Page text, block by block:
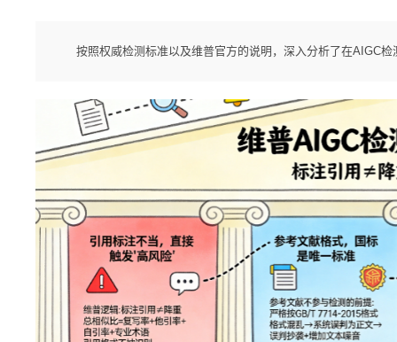
按照权威检测标准以及维普官方的说明，深入分析了在AIGC检